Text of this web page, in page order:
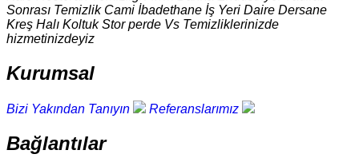
Sonrası Temizlik Cami İbadethane İş Yeri Daire Dersane
Kreş Halı Koltuk Stor perde Vs Temizliklerinizde
hizmetinizdeyiz
Kurumsal
Bizi Yakından Tanıyın Referanslarımız
Bağlantılar